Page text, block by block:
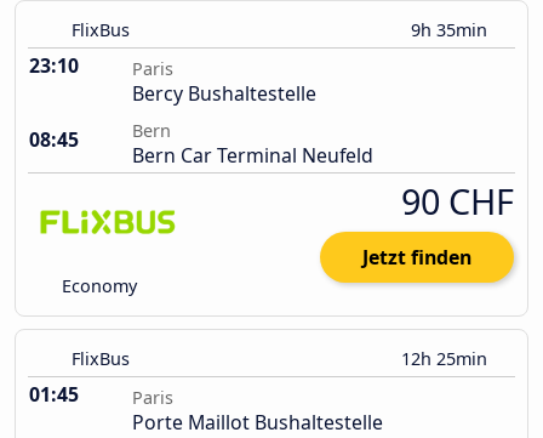
FlixBus 9h 35min
23:10 Paris
Bercy Bushaltestelle
08:45
Bern
Bern Car Terminal Neufeld
Economy
90 CHF
Jetzt finden
FlixBus 12h 25min
01:45 Paris
Porte Maillot Bushaltestelle